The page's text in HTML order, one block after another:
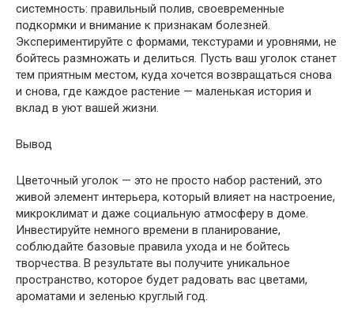
системность: правильный полив, своевременные
подкормки и внимание к признакам болезней.
Экспериментируйте с формами, текстурами и уровнями, не
бойтесь размножать и делиться. Пусть ваш уголок станет
тем приятным местом, куда хочется возвращаться снова
и снова, где каждое растение — маленькая история и
вклад в уют вашей жизни.
Вывод
Цветочный уголок — это не просто набор растений, это
живой элемент интерьера, который влияет на настроение,
микроклимат и даже социальную атмосферу в доме.
Инвестируйте немного времени в планирование,
соблюдайте базовые правила ухода и не бойтесь
творчества. В результате вы получите уникальное
пространство, которое будет радовать вас цветами,
ароматами и зеленью круглый год.